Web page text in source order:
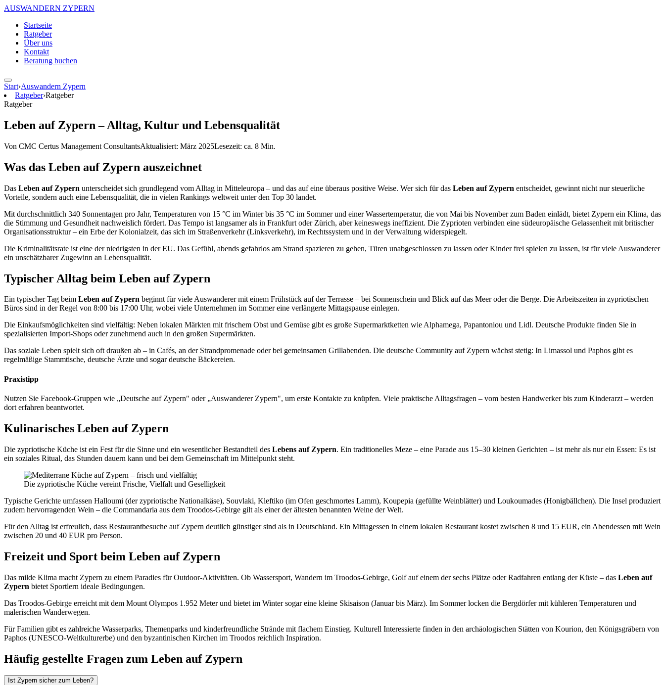
AUSWANDERN ZYPERN
Startseite
Ratgeber
Über uns
Kontakt
Beratung buchen
Start›Auswandern Zypern
Ratgeber›Ratgeber
Ratgeber
Leben auf Zypern – Alltag, Kultur und Lebensqualität
Von CMC Certus Management ConsultantsAktualisiert: März 2025Lesezeit: ca. 8 Min.
Was das Leben auf Zypern auszeichnet
Das Leben auf Zypern unterscheidet sich grundlegend vom Alltag in Mitteleuropa – und das auf eine überaus positive Weise. Wer sich für das Leben auf Zypern entscheidet, gewinnt nicht nur steuerliche
Vorteile, sondern auch eine Lebensqualität, die in vielen Rankings weltweit unter den Top 30 landet.
Mit durchschnittlich 340 Sonnentagen pro Jahr, Temperaturen von 15 °C im Winter bis 35 °C im Sommer und einer Wassertemperatur, die von Mai bis November zum Baden einlädt, bietet Zypern ein Klima, das
die Stimmung und Gesundheit nachweislich fördert. Das Tempo ist langsamer als in Frankfurt oder Zürich, aber keineswegs ineffizient. Die Zyprioten verbinden eine südeuropäische Gelassenheit mit britischer
Organisationsstruktur – ein Erbe der Kolonialzeit, das sich im Straßenverkehr (Linksverkehr), im Rechtssystem und in der Verwaltung widerspiegelt.
Die Kriminalitätsrate ist eine der niedrigsten in der EU. Das Gefühl, abends gefahrlos am Strand spazieren zu gehen, Türen unabgeschlossen zu lassen oder Kinder frei spielen zu lassen, ist für viele Auswanderer
ein unschätzbarer Zugewinn an Lebensqualität.
Typischer Alltag beim Leben auf Zypern
Ein typischer Tag beim Leben auf Zypern beginnt für viele Auswanderer mit einem Frühstück auf der Terrasse – bei Sonnenschein und Blick auf das Meer oder die Berge. Die Arbeitszeiten in zypriotischen
Büros sind in der Regel von 8:00 bis 17:00 Uhr, wobei viele Unternehmen im Sommer eine verlängerte Mittagspause einlegen.
Die Einkaufsmöglichkeiten sind vielfältig: Neben lokalen Märkten mit frischem Obst und Gemüse gibt es große Supermarktketten wie Alphamega, Papantoniou und Lidl. Deutsche Produkte finden Sie in
spezialisierten Import-Shops oder zunehmend auch in den großen Supermärkten.
Das soziale Leben spielt sich oft draußen ab – in Cafés, an der Strandpromenade oder bei gemeinsamen Grillabenden. Die deutsche Community auf Zypern wächst stetig: In Limassol und Paphos gibt es
regelmäßige Stammtische, deutsche Ärzte und sogar deutsche Bäckereien.
Praxistipp
Nutzen Sie Facebook-Gruppen wie „Deutsche auf Zypern" oder „Auswanderer Zypern", um erste Kontakte zu knüpfen. Viele praktische Alltagsfragen – vom besten Handwerker bis zum Kinderarzt – werden
dort erfahren beantwortet.
Kulinarisches Leben auf Zypern
Die zypriotische Küche ist ein Fest für die Sinne und ein wesentlicher Bestandteil des Lebens auf Zypern. Ein traditionelles Meze – eine Parade aus 15–30 kleinen Gerichten – ist mehr als nur ein Essen: Es ist
ein soziales Ritual, das Stunden dauern kann und bei dem Gemeinschaft im Mittelpunkt steht.
Die zypriotische Küche vereint Frische, Vielfalt und Geselligkeit
Typische Gerichte umfassen Halloumi (der zypriotische Nationalkäse), Souvlaki, Kleftiko (im Ofen geschmortes Lamm), Koupepia (gefüllte Weinblätter) und Loukoumades (Honigbällchen). Die Insel produziert
zudem hervorragenden Wein – die Commandaria aus dem Troodos-Gebirge gilt als einer der ältesten benannten Weine der Welt.
Für den Alltag ist erfreulich, dass Restaurantbesuche auf Zypern deutlich günstiger sind als in Deutschland. Ein Mittagessen in einem lokalen Restaurant kostet zwischen 8 und 15 EUR, ein Abendessen mit Wein
zwischen 20 und 40 EUR pro Person.
Freizeit und Sport beim Leben auf Zypern
Das milde Klima macht Zypern zu einem Paradies für Outdoor-Aktivitäten. Ob Wassersport, Wandern im Troodos-Gebirge, Golf auf einem der sechs Plätze oder Radfahren entlang der Küste – das Leben auf
Zypern bietet Sportlern ideale Bedingungen.
Das Troodos-Gebirge erreicht mit dem Mount Olympos 1.952 Meter und bietet im Winter sogar eine kleine Skisaison (Januar bis März). Im Sommer locken die Bergdörfer mit kühleren Temperaturen und
malerischen Wanderwegen.
Für Familien gibt es zahlreiche Wasserparks, Themenparks und kinderfreundliche Strände mit flachem Einstieg. Kulturell Interessierte finden in den archäologischen Stätten von Kourion, den Königsgräbern von
Paphos (UNESCO-Weltkulturerbe) und den byzantinischen Kirchen im Troodos reichlich Inspiration.
Häufig gestellte Fragen zum Leben auf Zypern
Ist Zypern sicher zum Leben?